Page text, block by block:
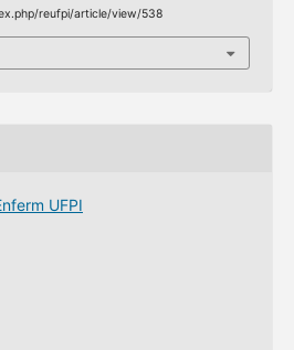
reufpi/article/view/538
UFPI